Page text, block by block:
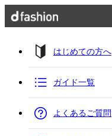
はじめての方へ
ガイド一覧
よくあるご質問